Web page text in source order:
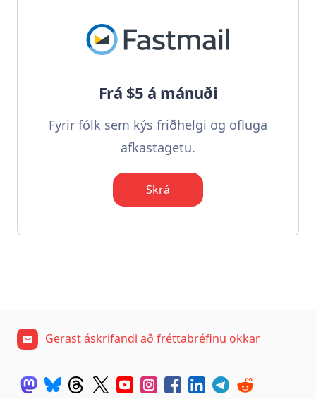
Frá $5 á mánuði
Fyrir fólk sem kýs friðhelgi og öfluga
afkastagetu.
Skrá
Gerast áskrifandi að fréttabréfinu okkar